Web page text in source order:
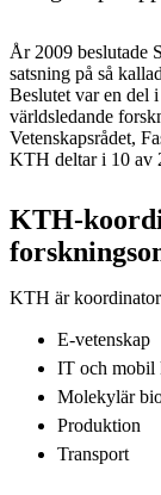
År 2009 beslutade
satsning på så
Beslutet var en del
världsledande
Vetenskapsrådet,
KTH deltar i 10 av
KTH-
KTH är
E-vetenskap
IT och mobil
Molekylär
Produktion
Transport